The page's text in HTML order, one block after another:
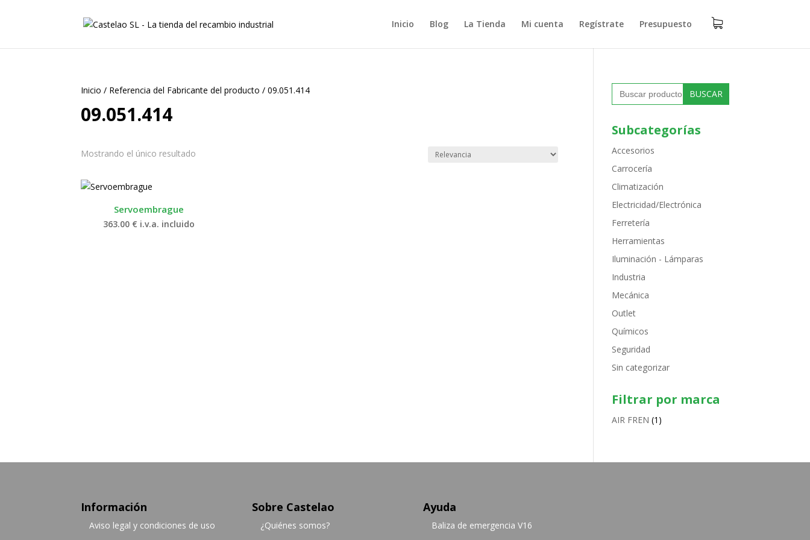
Inicio Blog La Tienda Mi cuenta Regístrate Presupuesto
Inicio / Referencia del Fabricante del producto /09.051.414
09.051.414
Mostrando el único resultado
Servoembrague
363.00 € i.v.a. incluido
Buscar:
Subcategorías
Accesorios
Carrocería
Climatización
Electricidad/Electrónica
Ferretería
Herramientas
Iluminación - Lámparas
Industria
Mecánica
Outlet
Químicos
Seguridad
Sin categorizar
Filtrar por marca
AIR FREN (1)
Información
Aviso legal y condiciones de uso
Sobre Castelao
¿Quiénes somos?
Ayuda
Baliza de emergencia V16